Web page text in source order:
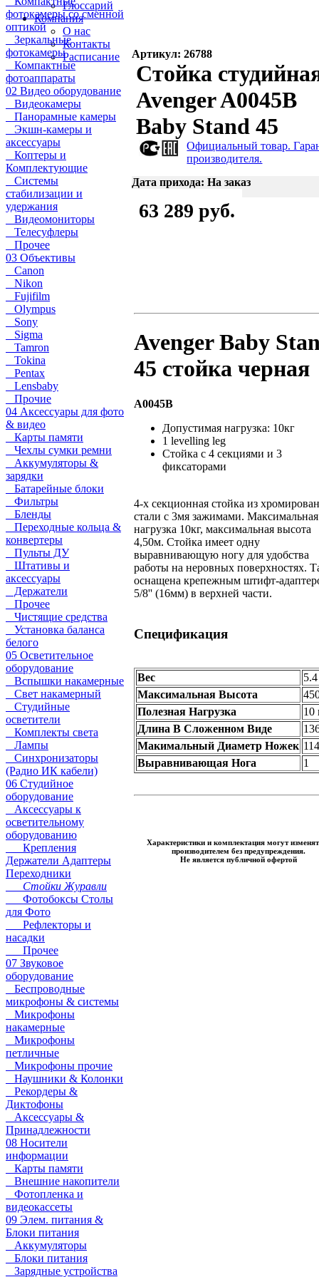
Глоссарий
Компания
О нас
Контакты
Расписание
фотокамеры со сменной
оптикой
Зеркальные
фотокамеры
Компактные
фотоаппараты
02 Видео оборудование
Видеокамеры
Панорамные камеры
Экшн-камеры и
аксессуары
Коптеры и
Комплектующие
Системы
стабилизации и
удержания
Видеомониторы
Телесуфлеры
Прочее
03 Объективы
Canon
Nikon
Fujifilm
Olympus
Sony
Sigma
Tamron
Tokina
Pentax
Lensbaby
Прочие
04 Аксессуары для фото
& видео
Карты памяти
Чехлы сумки ремни
Аккумуляторы &
зарядки
Батарейные блоки
Фильтры
Бленды
Переходные кольца &
конвертеры
Пульты ДУ
Штативы и
аксессуары
Держатели
Прочее
Чистящие средства
Установка баланса
белого
05 Осветительное
оборудование
Вспышки накамерные
Свет накамерный
Студийные
осветители
Комплекты света
Лампы
Синхронизаторы
(Радио ИК кабели)
06 Студийное
оборудование
Аксессуары к
осветительному
оборудованию
Крепления
Держатели Адаптеры
Переходники
Стойки Журавли
Фотобоксы Столы
для Фото
Рефлекторы и
насадки
Прочее
07 Звуковое
оборудование
Беспроводные
микрофоны & системы
Микрофоны
накамерные
Микрофоны
петличные
Микрофоны прочие
Наушники & Колонки
Рекордеры &
Диктофоны
Аксессуары &
Принадлежности
08 Носители
информации
Карты памяти
Внешние накопители
Фотопленка и
видеокассеты
09 Элем. питания &
Блоки питания
Аккумуляторы
Блоки питания
Зарядные устройства
Артикул: 26788
Стойка
Avenger A0045B
Baby Stand 45
Официальный товар.
производителя.
Дата прихода: На заказ
63 289 руб.
Avenger Baby
45 стойка черная
A0045B
Допустимая нагрузка: 10кг
1 levelling leg
Стойка с 4 секциями и 3
фиксаторами
4-х секционная стойка из
стали с 3мя зажимами. Максимальная
нагрузка 10кг, максимальная высота
4,50м. Стойка имеет одну
выравнивающую ногу для удобства
работы на неровных поверхностях.
оснащена крепежным штифт-
5/8'' (16мм) в верхней части.
Спецификация
Вес
Максимальная Высота
Полезная Нагрузка
10
Длина В Сложенном Виде
Макимальный Диаметр Ножек
Выравнивающая Нога
1
Характеристики и комплектация могут
производителем без предупреждения.
Не является публичной офертой